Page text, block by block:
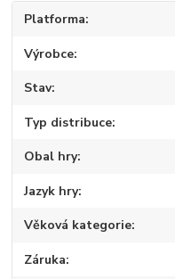
Platforma
Výrobce
Stav
Typ distribuce
Obal hry
Jazyk hry
Věková kategorie
Záruka